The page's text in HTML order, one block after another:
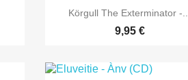
 Vorschau
Körgull The Exterminator -...
9,95 €